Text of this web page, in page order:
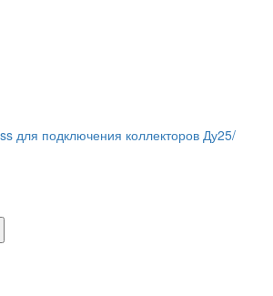
для подключения коллекторов Ду25/